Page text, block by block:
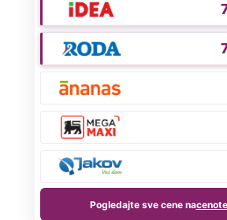
OD NAVODNOG HEROJA DO BRUTALNOG UBICE
GENERAL IVAN STRELJAO
HRVATI GA SLAVILI KAO
UBIJAO!